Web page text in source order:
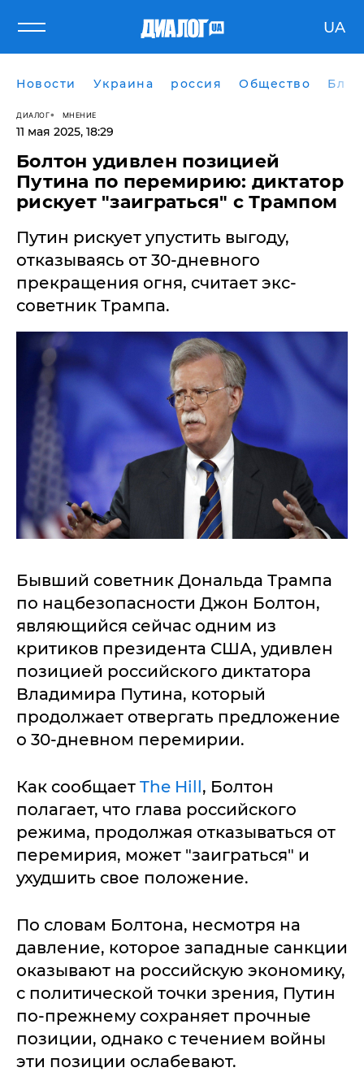
UA
Новости Украина россия Общество
ДИАЛОГ МНЕНИЕ
11 мая 2025, 18:29
Болтон удивлен позицией
Путина по перемирию: диктатор
рискует "заиграться" с Трампом
Путин рискует упустить выгоду,
отказываясь от 30-дневного
прекращения огня, считает экс-
советник Трампа.
Бывший советник Дональда Трампа
по нацбезопасности Джон Болтон,
являющийся сейчас одним из
критиков президента США, удивлен
позицией российского диктатора
Владимира Путина, который
продолжает отвергать предложение
о 30-дневном перемирии.
Как сообщает The Hill, Болтон
полагает, что глава российского
режима, продолжая отказываться от
перемирия, может "заиграться" и
ухудшить свое положение.
По словам Болтона, несмотря на
давление, которое западные санкции
оказывают на российскую экономику,
с политической точки зрения, Путин
по-прежнему сохраняет прочные
позиции, однако с течением войны
эти позиции ослабевают.